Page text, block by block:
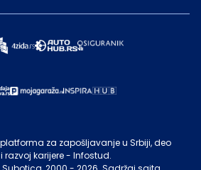
za zapošljavanje u Srbiji, deo
karijere - Infostud.